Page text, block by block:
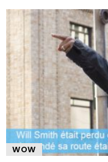
WOW